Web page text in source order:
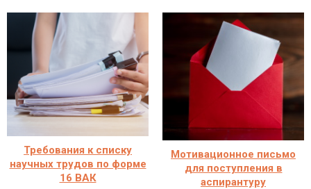
Требования к списку
научных трудов по форме
16 ВАК
Мотивационное письмо
для поступления в
аспирантуру